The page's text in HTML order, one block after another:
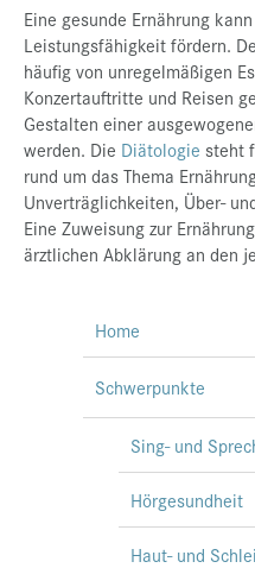
Eine gesunde Ernährung
Leistungsfähigkeit fördern.
häufig von unregelmäßigen
Konzertauftritte und Reisen
Gestalten einer
werden. Die Diätologie steht
rund um das Thema
Unverträglichkeiten, Über-
Eine Zuweisung zur
ärztlichen Abklärung an den
Home
Schwerpunkte
Sing- und
Hörgesundheit
Haut- und